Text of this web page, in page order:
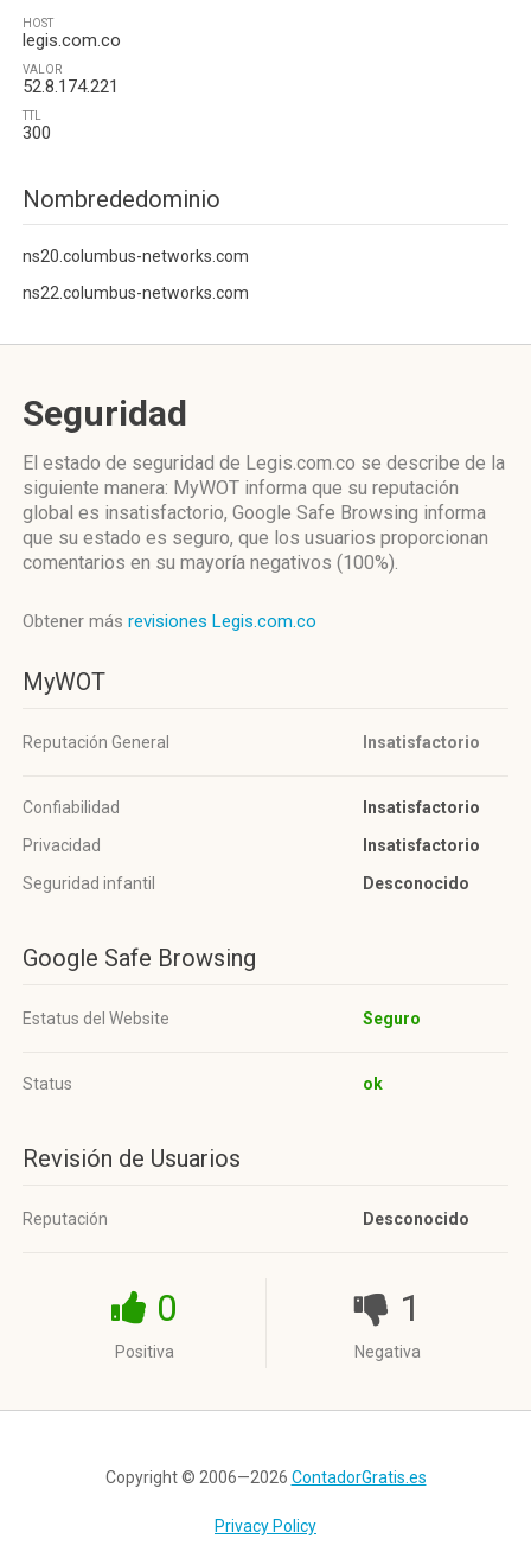
HOST
legis.com.co
VALOR
52.8.174.221
TTL
300
Nombrededominio
ns20.columbus-networks.com
ns22.columbus-networks.com
Seguridad
El estado de seguridad de Legis.com.co se describe de la
siguiente manera: MyWOT informa que su reputación
global es insatisfactorio, Google Safe Browsing informa
que su estado es seguro, que los usuarios proporcionan
comentarios en su mayoría negativos (100%).
Obtener más revisiones Legis.com.co
MyWOT
Reputación General Insatisfactorio
Confiabilidad
Insatisfactorio
Privacidad
Insatisfactorio
Seguridad infantil
Desconocido
Google Safe Browsing
Estatus del Website Seguro
Status ok
Revisión de Usuarios
Reputación Desconocido
0
Positiva
1
Negativa
Copyright © 2006—2026 ContadorGratis.es
Privacy Policy